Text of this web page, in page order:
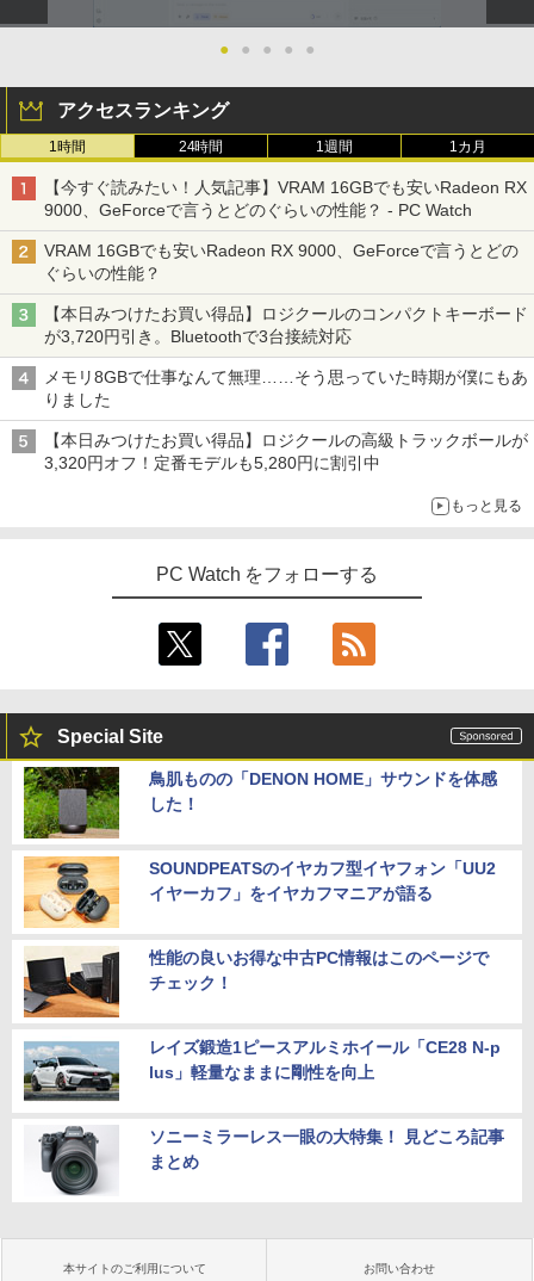
SSD搭載 Core i5 7200U Windows11 Ho
me Wi-Fi 長期保証 [95023]
￥18,600
3
【超軽量2in1 タッチパネル】中古 ノー
トパソコン TOSHIBA 型落ち dynabook
56GB 12.5型フルHD Windows11 MS Of
fice付き 軽量 持ち運び便利 WiFi Blueto
oth Type-C USB3.0 安心保証
￥20,800
【★最大100%ポイント】富士通 LIFEBO
GB/12GB/SSD:128GB/256GB/512GB/1
中古PC 中古ノートパソコン Windows11
GB 16GB SSD 256GB 512GB 15型 テン
キー WEBカメラ DVDマルチ HDMI USB
3.1WPS Office 2 中古ノートPC 中古パ
2
【中古】純正ATI Apple Radeon HD 577
0 1GB ビデオカード Mac Pro デスクト
￥15,007
3
Windows11 中古パソコン EPSON エプ
ソン Endeavor ST20E Celeron N3160
メモリ8GB HDD500GB 18.5インチ ディ
スプレイ マウス キーボード WPS Office
【中古】
￥17,600
4
【中古】Dospara◆デスクトップPC/Cor
e i5/16GB/2019年/HB//【パソコン】
hp Z420 Workstation Xeon E5-1660 3.
3GHz 16GB 128GB(SSD)+500GB(HDD)
Quadro K600 DVD+-RW Windows7 Pro
64bit 難有 【中古】【20260325】
D 1920×1080 1080P Fast IPS パネル 非
光沢 1000:1 高コントラスト 超軽量 600
5/Switch/PC/スマホ対応
￥8,490
アイ・オー・データ機器 ワイド液晶ディ
【当日発送】I-O DATA アイ・オー・デー
タ 5年保証 3辺フレームレス&広視野角A
インチ相当 PCモニター LCD-A241DB L
CDA241DB 【NE直】
モニター 21.5インチ 黒 白 100Hz ゲーミ
ングモニター【1ms応答 2mmベゼルレ
ス】pcモニター 1920*1080 FHD パソコ
ン モニター VA非光沢 4000:1 HDMI 角度
調整 VESA Freesync スピーカー内蔵 kk
ち リイド社（青年コミック）
3
【特典】GIANNA HOMMES ISSUE05 co
ver 山中柔太朗(B4サイズ両面ピンナッ
プ)
￥2,200
4
転生したら第七王子だったので、気まま
に魔術を極めます（24） 【電子書籍】[
石沢庸介 ]
【3千円以上送料無料】新装版 沈黙の艦
● ● ● ● ●
アクセスランキング
1時間 24時間 1週間 1カ月
【今すぐ読みたい！人気記事】VRAM 16GBでも安いRadeon RX
9000、GeForceで言うとどのぐらいの性能？ - PC Watch
VRAM 16GBでも安いRadeon RX 9000、GeForceで言うとどの
ぐらいの性能？
【本日みつけたお買い得品】ロジクールのコンパクトキーボード
が3,720円引き。Bluetoothで3台接続対応
メモリ8GBで仕事なんて無理……そう思っていた時期が僕にもあ
りました
【本日みつけたお買い得品】ロジクールの高級トラックボールが
3,320円オフ！定番モデルも5,280円に割引中
もっと見る
PC Watch をフォローする
Special Site
鳥肌ものの「DENON HOME」サウンドを体感
した！
SOUNDPEATSのイヤカフ型イヤフォン「UU2
イヤーカフ」をイヤカフマニアが語る
性能の良いお得な中古PC情報はこのページで
チェック！
レイズ鍛造1ピースアルミホイール「CE28 N-p
lus」軽量なままに剛性を向上
ソニーミラーレス一眼の大特集！ 見どころ記事
まとめ
本サイトのご利用について お問い合わせ